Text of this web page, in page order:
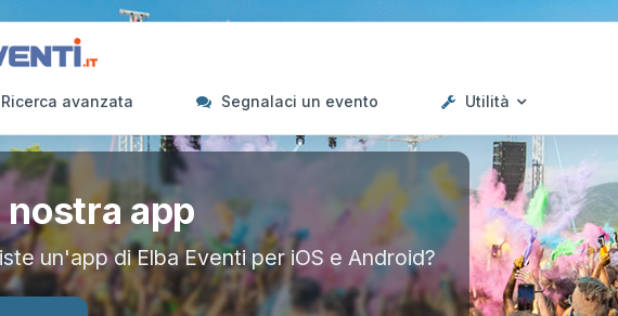
Ricerca avanzata Segnalaci un evento Utilità
nostra app
un'app di Elba Eventi per iOS e Android?